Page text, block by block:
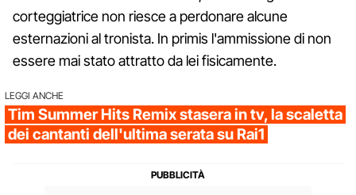
corteggiatrice non riesce a perdonare alcune
esternazioni al tronista. In primis l'ammissione di non
essere mai stato attratto da lei fisicamente.
LEGGI ANCHE
Tim Summer Hits Remix stasera in tv, la scaletta
dei cantanti dell'ultima serata su Rai1